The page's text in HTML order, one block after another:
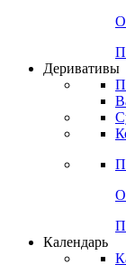
Деривативы
Календарь